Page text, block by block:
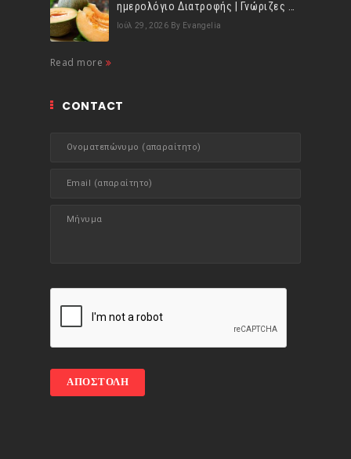
ημερολόγιο Διατροφής | Γνώριζες ότι, το πεπόνι περιέχει πολλές βιταμίνες;
Ιούλ 29, 2026 By Evangelia
Read more
CONTACT